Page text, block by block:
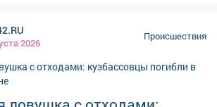
Ленинского районав возрасте от
ГУ МВД по Кузбассу. В ходе
ГИБДД отстранили 13-летнего
Мототехника принадлежала
работающему водителем
2026
Происшествия